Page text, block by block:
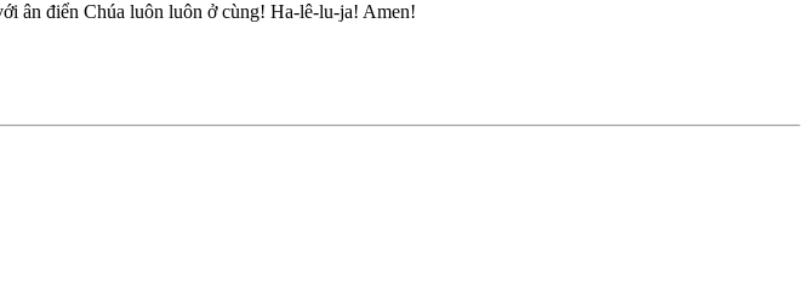
ân điển Chúa luôn luôn ở cùng! Ha-lê-lu-ja! Amen!